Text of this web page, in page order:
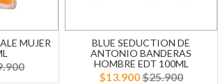
MUJER
BLUE SEDUCTION DE
ANTONIO BANDERAS
HOMBRE EDT 100ML
$13.900$25.900